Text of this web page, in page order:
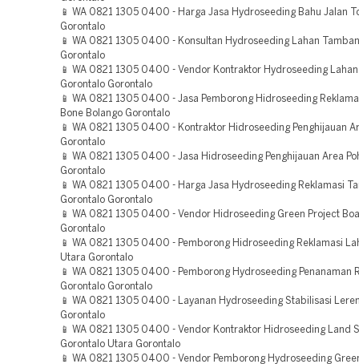
📱 WA 0821 1305 0400 - Harga Jasa Hydroseeding Bahu Jalan
Gorontalo
📱 WA 0821 1305 0400 - Konsultan Hydroseeding Lahan
Gorontalo
📱 WA 0821 1305 0400 - Vendor Kontraktor Hydroseeding
Gorontalo Gorontalo
📱 WA 0821 1305 0400 - Jasa Pemborong Hidroseeding
Bone Bolango Gorontalo
📱 WA 0821 1305 0400 - Kontraktor Hidroseeding Penghijauan
Gorontalo
📱 WA 0821 1305 0400 - Jasa Hidroseeding Penghijauan Area
Gorontalo
📱 WA 0821 1305 0400 - Harga Jasa Hydroseeding Reklamasi
Gorontalo Gorontalo
📱 WA 0821 1305 0400 - Vendor Hidroseeding Green Project
Gorontalo
📱 WA 0821 1305 0400 - Pemborong Hidroseeding Reklamasi
Utara Gorontalo
📱 WA 0821 1305 0400 - Pemborong Hydroseeding Penanaman
Gorontalo Gorontalo
📱 WA 0821 1305 0400 - Layanan Hydroseeding Stabilisasi
Gorontalo
📱 WA 0821 1305 0400 - Vendor Kontraktor Hidroseeding Land
Gorontalo Utara Gorontalo
📱 WA 0821 1305 0400 - Vendor Pemborong Hydroseeding